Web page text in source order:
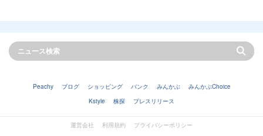
Peachy ブログ ショッピング バンク みんかぶ
みんかぶChoice
Kstyle
株探 プレスリリース
運営会社 利用規約
プライバシーポリシー